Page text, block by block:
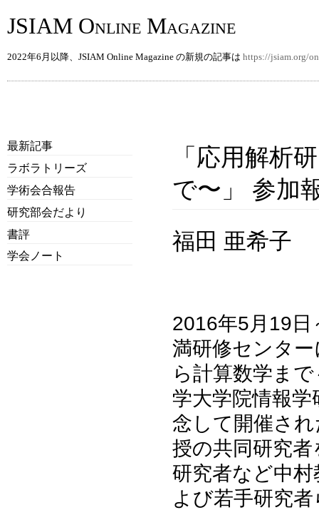
JSIAM Online Magazine
2022年6月以降、JSIAM Online Magazine の新規の記事は https://jsiam.org/
最新記事
ラボラトリーズ
学術会合報告
研究部会だより
書評
学会ノート
「応用解析
で〜」 参加
福田 亜希子
2016年5月19日
満研修センタ
ら計算数学ま
学大学院情報
念して開催さ
授の共同研究
研究者など中
よび若手研究